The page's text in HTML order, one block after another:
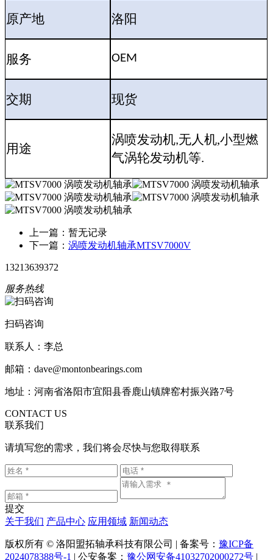
原产地 洛阳
服务 OEM
交期 现货
用途
涡喷发动机,无人机,小型燃
气涡轮发动机等.
上一篇：暂无记录
下一篇： 涡喷发动机轴承MTSV7000V
13213639372
服务热线
扫码咨询
联系人：李总
邮箱：dave@montonbearings.com
地址：河南省洛阳市宜阳县香鹿山镇牌窑村振兴路7号
CONTACT US
联系我们
请填写您的需求，我们将会尽快与您取得联系
提交
关于我们 产品中心 应用领域 新闻动态
版权所有 © 洛阳盟拓轴承科技有限公司 | 备案号： 豫ICP备
2024078388号-1 | 公安备案： 豫公网安备41032702000272号 |